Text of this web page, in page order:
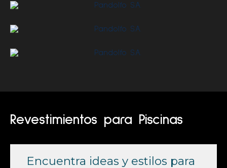
Revestimientos para Piscinas
Encuentra ideas y estilos para